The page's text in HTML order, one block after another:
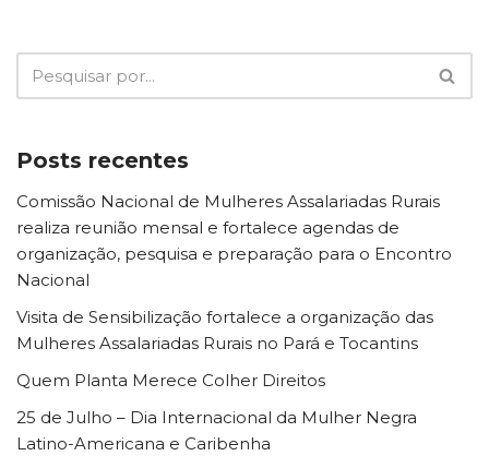
Posts recentes
Comissão Nacional de Mulheres Assalariadas Rurais
realiza reunião mensal e fortalece agendas de
organização, pesquisa e preparação para o Encontro
Nacional
Visita de Sensibilização fortalece a organização das
Mulheres Assalariadas Rurais no Pará e Tocantins
Quem Planta Merece Colher Direitos
25 de Julho – Dia Internacional da Mulher Negra
Latino-Americana e Caribenha